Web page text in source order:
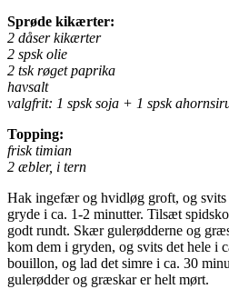
Sprøde kikærter:
2 dåser kikærter
2 spsk olie
2 tsk røget paprika
havsalt
valgfrit: 1 spsk soja + 1 spsk
Topping:
frisk timian
2 æbler, i tern
Hak ingefær og hvidløg groft, og
gryde i ca. 1-2 minutter. Tilsæt
godt rundt. Skær gulerødderne og
kom dem i gryden, og svits det hele i
bouillon, og lad det simre i ca. 30
gulerødder og græskar er helt mørt.